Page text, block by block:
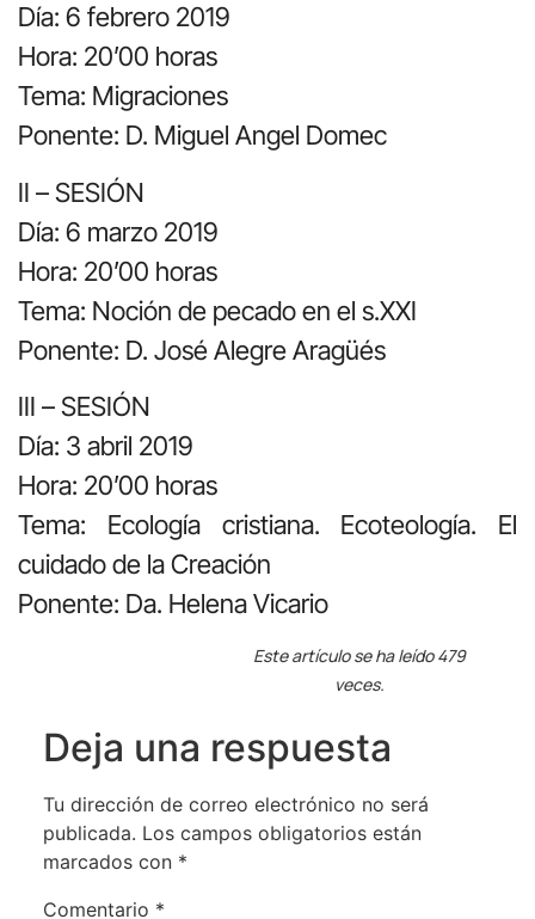
Día: 6 febrero 2019
Hora: 20’00 horas
Tema: Migraciones
Ponente: D. Miguel Angel Domec
II – SESIÓN
Día: 6 marzo 2019
Hora: 20’00 horas
Tema: Noción de pecado en el s.XXI
Ponente: D. José Alegre Aragüés
III – SESIÓN
Día: 3 abril 2019
Hora: 20’00 horas
Tema: Ecología cristiana. Ecoteología. El
cuidado de la Creación
Ponente: Da. Helena Vicario
Este artículo se ha leído 479
veces.
Deja una respuesta
Tu dirección de correo electrónico no será
publicada. Los campos obligatorios están
marcados con *
Comentario *